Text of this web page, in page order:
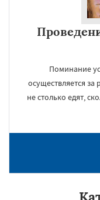
Поминание
осуществляется
не столько едят,